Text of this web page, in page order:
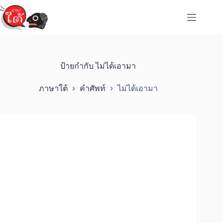
Skip
to
content
ป้ายกำกับ ไม่ได้เอามา
ภาษาใต้ คำศัพท์ ไม่ได้เอามา